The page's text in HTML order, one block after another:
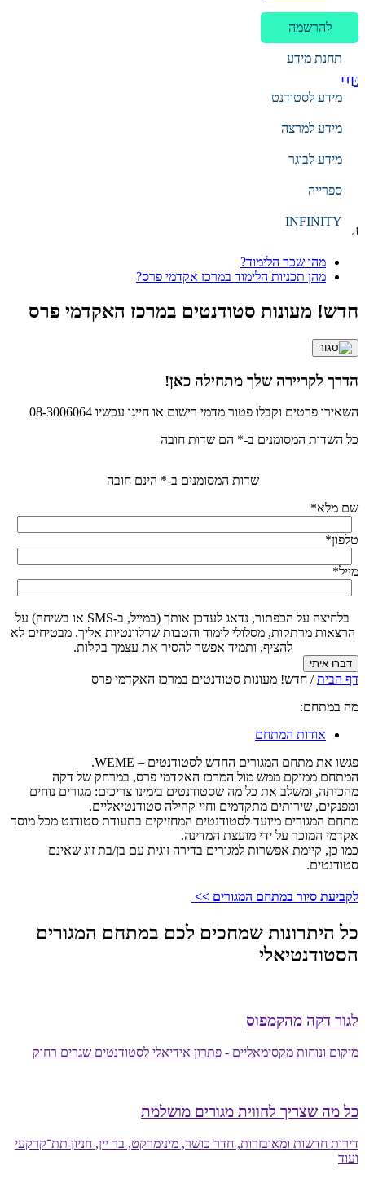
להרשמה
תחנת מידע
מידע לסטודנט
מידע למרצה
מידע לבוגר
ספרייה
INFINITY
HE
EN
חיפושים נפוצים
מהו שכר הלימוד?
מהן תכניות הלימוד במרכז אקדמי פרס?
חדש! מעונות סטודנטים במרכז האקדמי פרס
הדרך לקריירה שלך מתחילה כאן!
השאירו פרטים וקבלו פטור מדמי רישום או חייגו עכשיו 08-3006064
כל השדות המסומנים ב-* הם שדות חובה
שדות המסומנים ב-* הינם חובה
שם מלא*
טלפון*
מייל*
בלחיצה על הכפתור, נדאג לעדכן אותך (במייל, ב-SMS או בשיחה) על
הרצאות מרתקות, מסלולי לימוד והטבות שרלוונטיות אליך. מבטיחים לא
להציף, ותמיד אפשר להסיר את עצמך בקלות.
דף הבית/ חדש! מעונות סטודנטים במרכז האקדמי פרס
מה במתחם:
אודות המתחם
פגשו את מתחם המגורים החדש לסטודנטים – WEME.
המתחם ממוקם ממש מול המרכז האקדמי פרס, במרחק של דקה
מהכיתה, ומשלב את כל מה שסטודנטים בימינו צריכים: מגורים נוחים
ומפנקים, שירותים מתקדמים וחיי קהילה סטודנטיאליים.
מתחם המגורים מיועד לסטודנטים המחזיקים בתעודת סטודנט מכל מוסד
אקדמי המוכר על ידי מועצת המדינה.
כמו כן, קיימת אפשרות למגורים בדירה זוגית עם בן/בת זוג שאינם
סטודנטים.
לקביעת סיור במתחם המגורים >>
כל היתרונות שמחכים לכם במתחם המגורים
הסטודנטיאלי
לגור דקה מהקמפוס
מיקום ונוחות מקסימאליים - פתרון אידיאלי לסטודנטים שגרים רחוק
כל מה שצריך לחווית מגורים מושלמת
דירות חדשות ומאובזרות, חדר כושר, מינימרקט, בר יין, חניון תת־קרקעי
ועוד